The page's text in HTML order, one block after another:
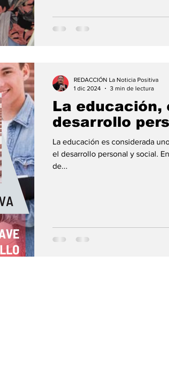
La educación,
desarrollo
La educación es considerada
el desarrollo personal y social.
de...
REDACCIÓN La Noticia Positiva
1 dic 2024
3 min de lectura